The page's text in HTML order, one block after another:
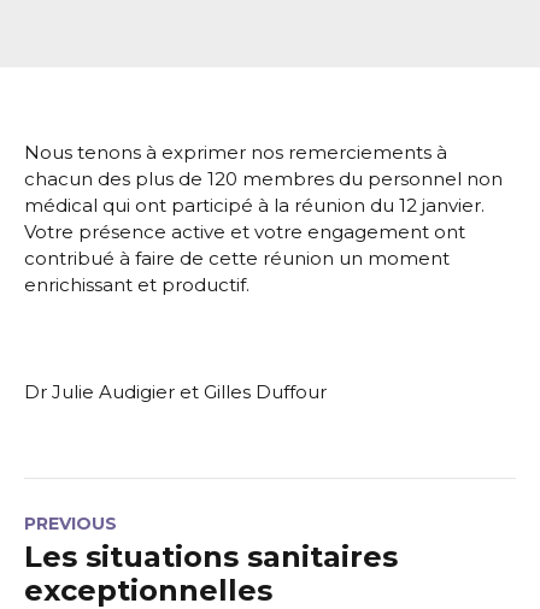
Nous tenons à exprimer nos remerciements à
chacun des plus de 120 membres du personnel non
médical qui ont participé à la réunion du 12 janvier.
Votre présence active et votre engagement ont
contribué à faire de cette réunion un moment
enrichissant et productif.
Dr Julie Audigier et Gilles Duffour
PREVIOUS
Les situations sanitaires
exceptionnelles